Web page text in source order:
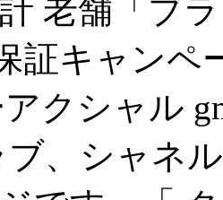
老舗「ブ
証キャンペ
アクシャル
、シャネ